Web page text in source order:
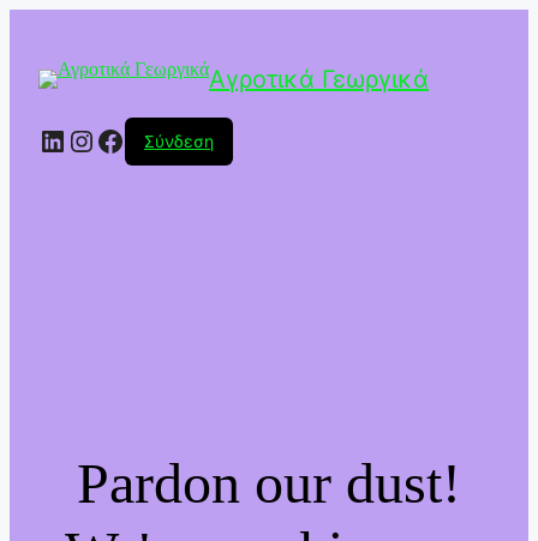
Αγροτικά Γεωργικά
Linkedin
Instagram
Facebook
Σύνδεση
Pardon our dust!